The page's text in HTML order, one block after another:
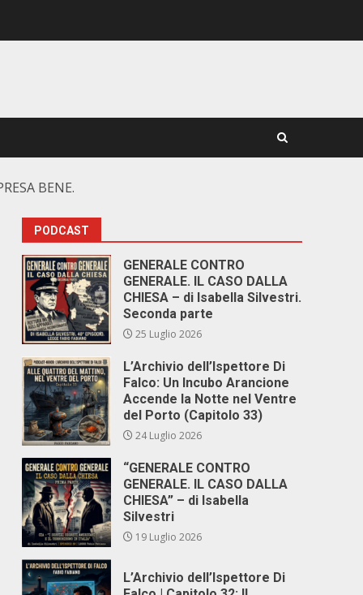
BENE.
PODCAST
GENERALE CONTRO
GENERALE. IL CASO DALLA
CHIESA – di Isabella Silvestri.
Seconda parte
25 Luglio 2026
L’Archivio dell’Ispettore Di
Falco: Un Incubo Arancione
Accende la Notte nel Ventre
del Porto (Capitolo 33)
24 Luglio 2026
“GENERALE CONTRO
GENERALE. IL CASO DALLA
CHIESA” – di Isabella
Silvestri
19 Luglio 2026
L’Archivio dell’Ispettore Di